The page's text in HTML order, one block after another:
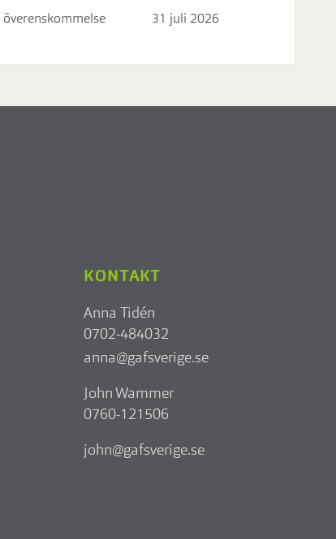
överenskommelse 31 juli 2026
KONTAKT
Anna Tidén
0702-484032
anna@gafsverige.se
John Wammer
0760-121506
john@gafsverige.se